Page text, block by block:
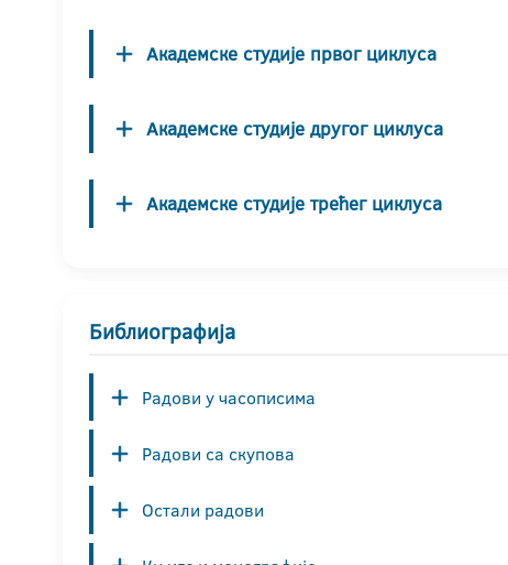
Академске студије првог циклуса
Академске студије другог циклуса
Академске студије трећег циклуса
Библиографија
Радови у часописима
Радови са скупова
Остали радови